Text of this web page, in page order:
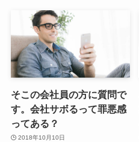
そこの会社員の方に質問で
す。会社サボるって罪悪感
ってある？
2018年10月10日